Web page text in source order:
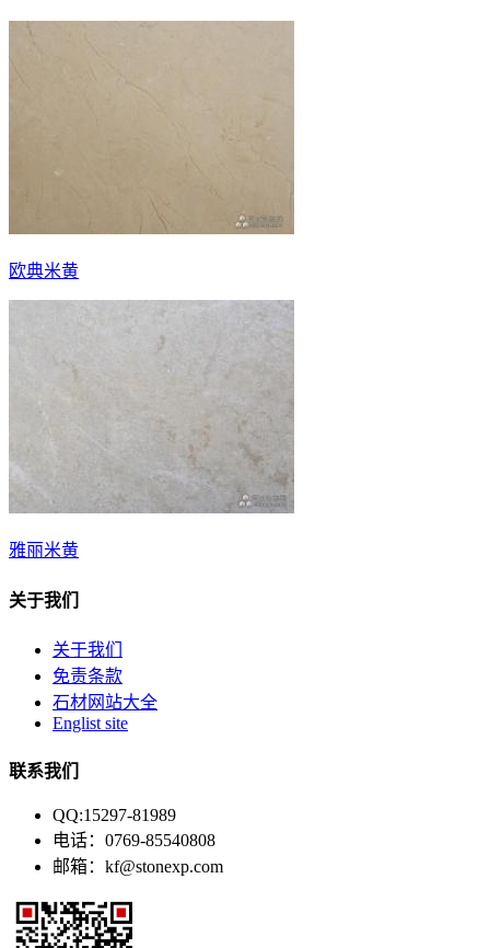
欧典米黄
雅丽米黄
关于我们
关于我们
免责条款
石材网站大全
Englist site
联系我们
QQ:15297-81989
电话：0769-85540808
邮箱：kf@stonexp.com